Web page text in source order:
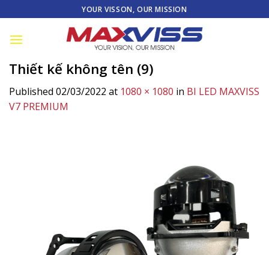
to
content
YOUR VISSON, OUR MISSION
Thiết kế không tên (9)
Published 02/03/2022 at 1080 × 1080 in BI LED MAXVISS
V7 PREMIUM